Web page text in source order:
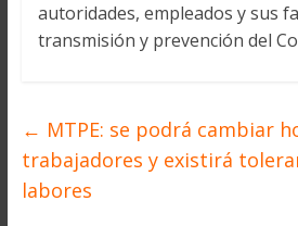
autoridades, empleados y sus
transmisión y prevención del
← MTPE: se podrá cambiar
trabajadores y existirá
labores